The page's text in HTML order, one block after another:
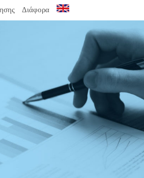
Διάφορα